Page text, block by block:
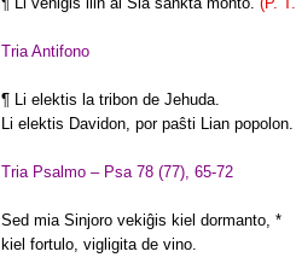
Tria Antifono
¶ Li elektis la tribon de Jehuda.
Li elektis Davidon, por paŝti Lian popolon.
Tria Psalmo – Psa 78 (77), 65-72
Sed mia Sinjoro vekiĝis kiel dormanto, *
kiel fortulo, vigligita de vino.